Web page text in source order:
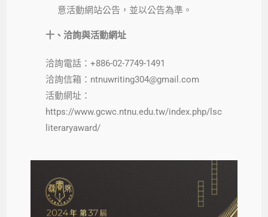
意活動網站公告，並以公告為準。
十、洽詢與活動網址
洽詢電話：+886-02-7749-1491
洽詢信箱：ntnuwriting304@gmail.com
活動網址：
https://www.gcwc.ntnu.edu.tw/index.php/lsc
literaryaward/